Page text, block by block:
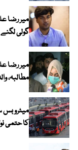
میر رضا
گولی
میر رضا
مطالبہ،
کا حتمی